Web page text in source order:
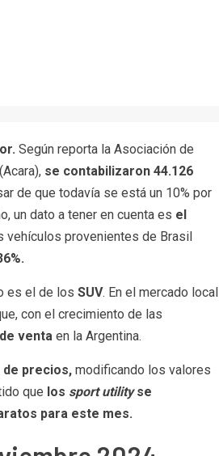
Según reporta la Asociación de
se contabilizaron 44.126
de que todavía se está un 10% por
un dato a tener en cuenta es el
vehículos provenientes de Brasil
es el de los SUV. En el mercado local
con el crecimiento de las
venta en la Argentina.
de precios, modificando los valores
que los sport utilityse
para este mes.